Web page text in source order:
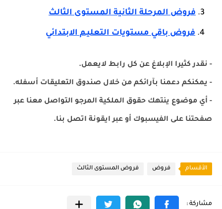
فروض المرحلة الثانية المستوى الثالث
فروض باقي مستويات التعليـم الابتدائي
- نقدر كثيرا الإبلاغ عن كل رابط لايعمل.
- يمكنكم دعمنا بآرائكم من خلال صندوق التعليقات أسفله.
- أي موضوع ينتهك حقوق الملكية المرجو التواصل معنا عبر
صفحتنا على الفيسبوك أو عبر ايقونة اتصل بنا.
الأقسام فروض فروض المستوى الثالث